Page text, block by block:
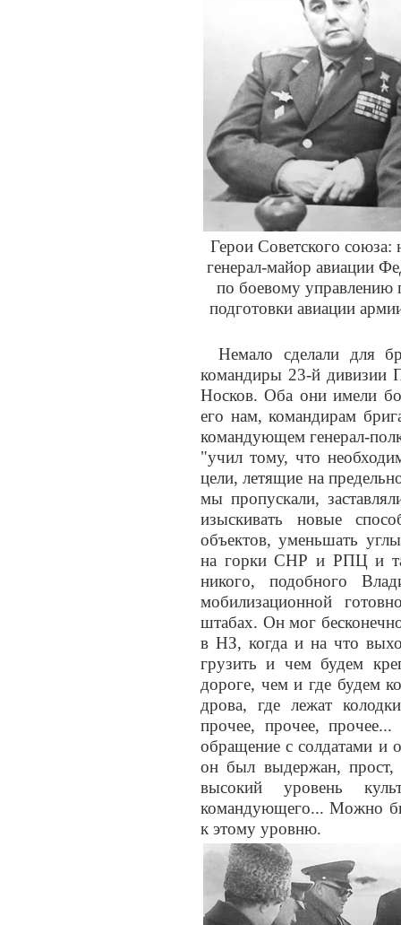
Герои Советского
генерал-майор авиации
по боевому управлению
подготовки авиации
Немало сделали для
командиры 23-й дивизии
Носков. Оба они имели
его нам, командирам
командующем генерал-
"учил тому, что
цели, летящие на
мы пропускали,
изыскивать новые
объектов, уменьшать
на горки СНР и РПЦ и
никого, подобного
мобилизационной
штабах. Он мог
в НЗ, когда и на что
грузить и чем будем
дороге, чем и где будем
дрова, где лежат
прочее, прочее,
обращение с солдатами и
он был выдержан, прост,
высокий уровень
командующего... Можно
к этому уровню.